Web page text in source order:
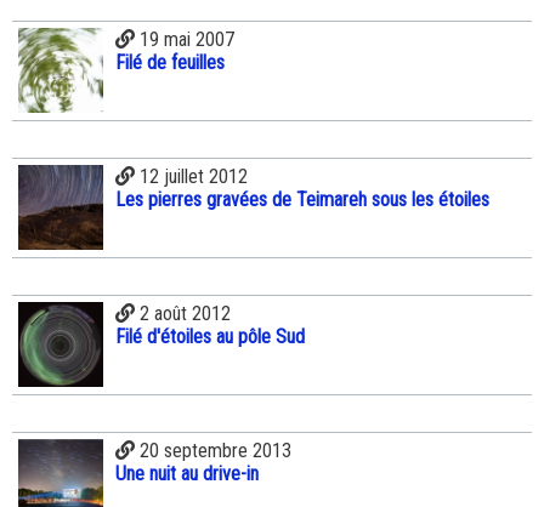
19 mai 2007
Filé de feuilles
12 juillet 2012
Les pierres gravées de Teimareh sous les étoiles
2 août 2012
Filé d'étoiles au pôle Sud
20 septembre 2013
Une nuit au drive-in